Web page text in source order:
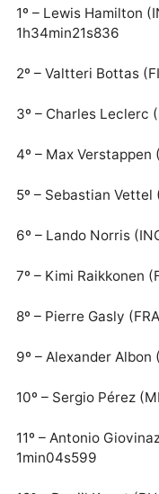
seguinte, o safety
carros da Renault,
proibidas. A prova
ao pódio.
“Foi muita
disse Hamilton,
uma grande
Confira a
1º – Lewis
1h34min21s836
2º – Valtteri
3º – Charles